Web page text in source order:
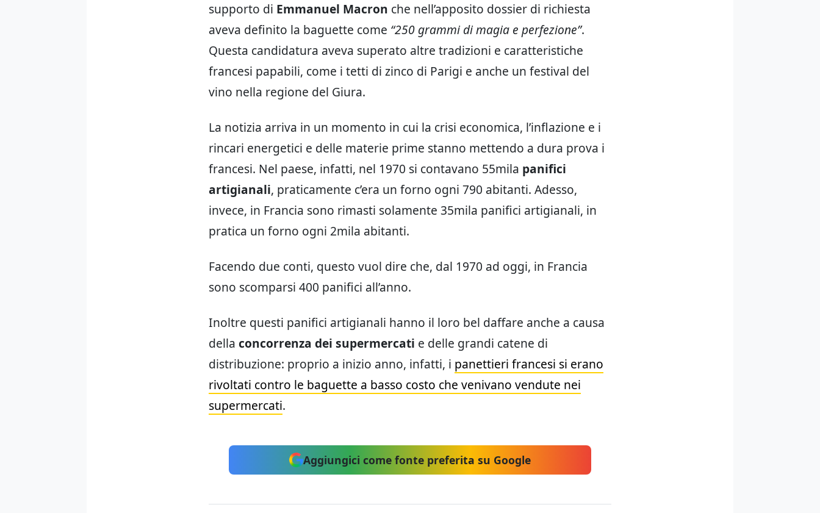
supporto di Emmanuel Macron che nell’apposito dossier di richiesta
aveva definito la baguette come “250 grammi di magia e perfezione”.
Questa candidatura aveva superato altre tradizioni e caratteristiche
francesi papabili, come i tetti di zinco di Parigi e anche un festival del
vino nella regione del Giura.
La notizia arriva in un momento in cui la crisi economica, l’inflazione e i
rincari energetici e delle materie prime stanno mettendo a dura prova i
francesi. Nel paese, infatti, nel 1970 si contavano 55mila panifici
artigianali, praticamente c’era un forno ogni 790 abitanti. Adesso,
invece, in Francia sono rimasti solamente 35mila panifici artigianali, in
pratica un forno ogni 2mila abitanti.
Facendo due conti, questo vuol dire che, dal 1970 ad oggi, in Francia
sono scomparsi 400 panifici all’anno.
Inoltre questi panifici artigianali hanno il loro bel daffare anche a causa
della concorrenza dei supermercati e delle grandi catene di
distribuzione: proprio a inizio anno, infatti, i panettieri francesi si erano
rivoltati contro le baguette a basso costo che venivano vendute nei
supermercati.
Aggiungici come fonte preferita su Google